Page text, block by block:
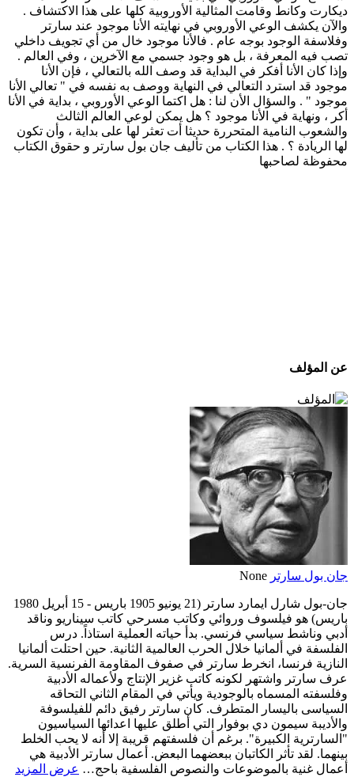
ديكارت وكانط وقامت المثالية الأوروبية كلها على هذا الاكتشاف .
والآن يكشف الوعي الأوروبي في نهايته الأنا موجود عند سارتر
وفلاسفة الوجود بوجه عام . فالأنا موجود خال من أي تجويف داخلي
تصب فيه المعرفة ، بل هو وجود جسمي مع الآخرين ، وفي العالم .
وإذا كان الأنا أفكر في البداية قد وصف الله بالتعالي ، فإن الأنا
موجود قد استرد التعالي في النهاية ووصف به نفسه في " تعالي الأنا
موجود " . والسؤال الأن لنا : هل اكتما الوعي الأوروبي ، بداية في الأنا
أكر ، ونهاية في الأنا موجود ؟ هل يمكن لوعي العالم الثالث
والشعوب النامية المتحررة حديثا أت تعثر لها على بداية ، وأن تكون
لها الريادة ؟ . هذا الكتاب من تأليف جان بول سارتر و حقوق الكتاب
محفوظة لصاحبها
عن المؤلف
جان بول سارتر None
جان-بول شارل ايمارد سارتر (21 يونيو 1905 باريس - 15 أبريل 1980
باريس) هو فيلسوف وروائي وكاتب مسرحي كاتب سيناريو وناقد
أدبي وناشط سياسي فرنسي. بدأ حياته العملية استاذاً. درس
الفلسفة في ألمانيا خلال الحرب العالمية الثانية. حين احتلت ألمانيا
النازية فرنسا، انخرط سارتر في صفوف المقاومة الفرنسية السرية.
عرف سارتر واشتهر لكونه كاتب غزير الإنتاج ولأعماله الأدبية
وفلسفته المسماه بالوجودية ويأتي في المقام الثاني التحاقه
السياسى باليسار المتطرف. كان سارتر رفيق دائم للفيلسوفة
والأديبة سيمون دي بوفوار التي أطلق عليها اعدائها السياسيون
"السارترية الكبيرة". برغم أن فلسفتهم قريبة إلا أنه لا يحب الخلط
بينهما. لقد تأثر الكاتبان ببعضهما البعض. أعمال سارتر الأدبية هي
أعمال غنية بالموضوعات والنصوص الفلسفية باحج… عرض المزيد